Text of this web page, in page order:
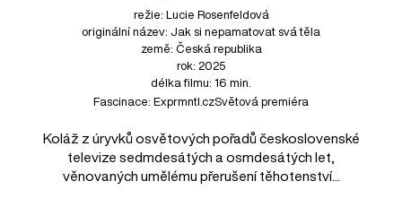
režie: Lucie Rosenfeldová
originální název: Jak si nepamatovat svá těla
země: Česká republika
rok: 2025
délka filmu: 16 min.
Fascinace: Exprmntl.czSvětová premiéra
Koláž z úryvků osvětových pořadů československé
televize sedmdesátých a osmdesátých let,
věnovaných umělému přerušení těhotenství...